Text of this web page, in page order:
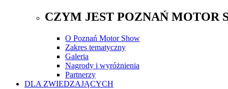
CZYM JEST POZNAŃ MOTOR
O Poznań Motor Show
Zakres tematyczny
Galeria
Nagrody i wyróżnienia
Partnerzy
DLA ZWIEDZAJĄCYCH